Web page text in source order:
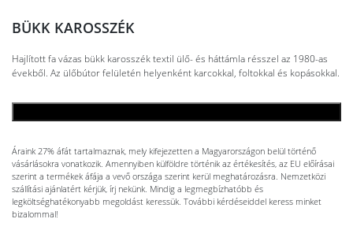
BÜKK KAROSSZÉK
Hajlított fa vázas bükk karosszék textil ülő- és háttámla résszel az 1980-as
évekből. Az ülőbútor felületén helyenként karcokkal, foltokkal és kopásokkal.
Áraink 27% áfát tartalmaznak, mely kifejezetten a Magyarországon belül történő
vásárlásokra vonatkozik. Amennyiben külföldre történik az értékesítés, az EU előírásai
szerint a termékek áfája a vevő országa szerint kerül meghatározásra. Nemzetközi
szállítási ajánlatért kérjük, írj nekünk. Mindig a legmegbízhatóbb és
legköltséghatékonyabb megoldást keressük. További kérdéseiddel keress minket
bizalommal!